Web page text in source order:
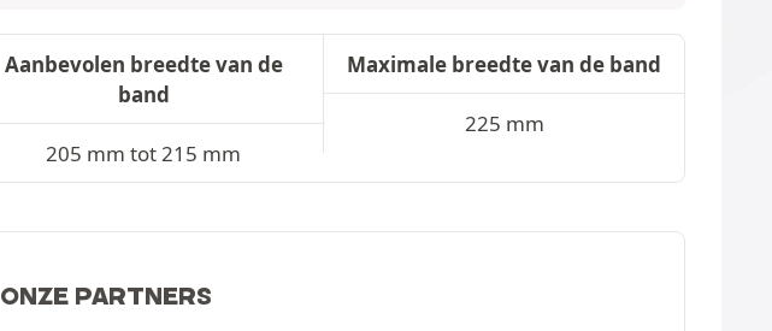
Aanbevolen breedte van de
band
205 mm tot 215 mm
Maximale breedte van de band
225 mm
ONZE PARTNERS